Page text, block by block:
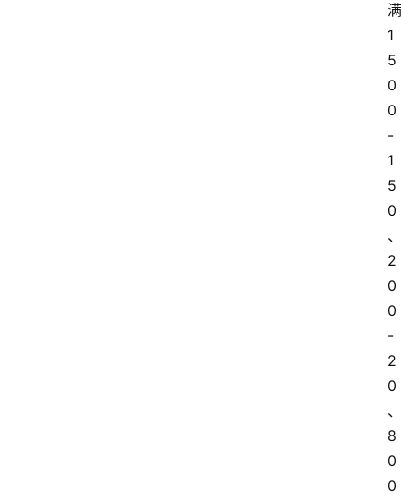
满
1
5
0
0
-
1
5
0
、
2
0
0
-
2
0
、
8
0
0